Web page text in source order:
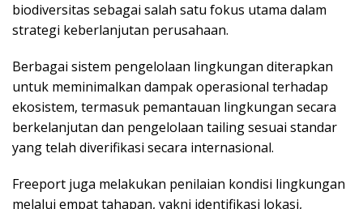
biodiversitas sebagai salah satu fokus utama dalam
strategi keberlanjutan perusahaan.
Berbagai sistem pengelolaan lingkungan diterapkan
untuk meminimalkan dampak operasional terhadap
ekosistem, termasuk pemantauan lingkungan secara
berkelanjutan dan pengelolaan tailing sesuai standar
yang telah diverifikasi secara internasional.
Freeport juga melakukan penilaian kondisi lingkungan
melalui empat tahapan, yakni identifikasi lokasi,